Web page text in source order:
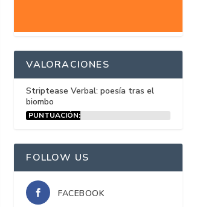
VALORACIONES
Striptease Verbal: poesía tras el
biombo
PUNTUACIÓN:
FOLLOW US
FACEBOOK